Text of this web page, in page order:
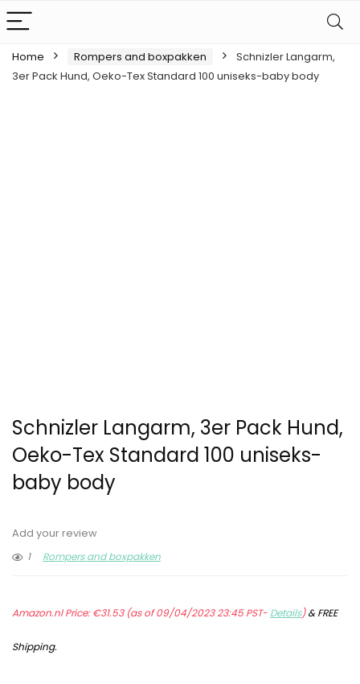
Home Rompers and boxpakken
Schnizler Langarm,
3er Pack Hund, Oeko-Tex Standard 100 uniseks-baby body
Schnizler Langarm, 3er Pack Hund,
Oeko-Tex Standard 100 uniseks-
baby body
Add your review
1
Rompers and boxpakken
Amazon.nl Price:€31.53(as of 09/04/2023 23:45 PST- Details)&FREE
Shipping.